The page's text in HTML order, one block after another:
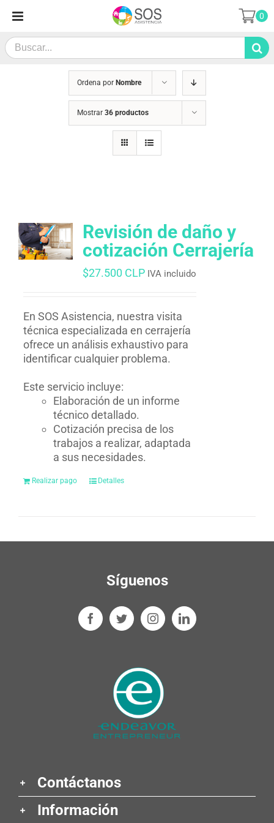
contenido
Search
for:
0
Ordena por Nombre
Mostrar 36 productos
Revisión de daño y
cotización Cerrajería
$27.500 CLP IVA incluido
En SOS Asistencia, nuestra visita
técnica especializada en cerrajería
ofrece un análisis exhaustivo para
identificar cualquier problema.
Este servicio incluye:
Elaboración de un informe
técnico detallado.
Cotización precisa de los
trabajos a realizar, adaptada
a sus necesidades.
Realizar pago Detalles
Síguenos
Contáctanos
Información